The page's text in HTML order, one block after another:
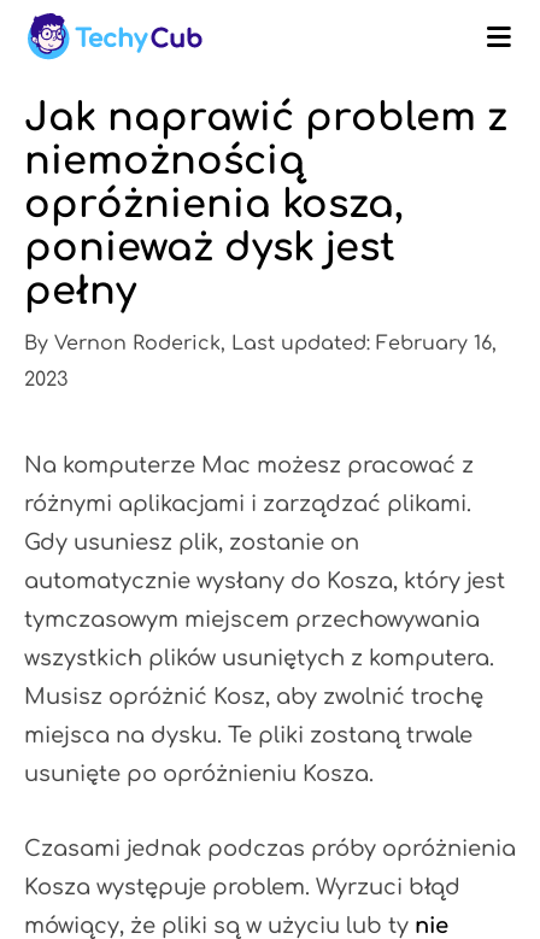
Jak naprawić problem z
niemożnością
opróżnienia kosza,
ponieważ dysk jest
pełny
By Vernon Roderick, Last updated: February 16,
2023
Na komputerze Mac możesz pracować z
różnymi aplikacjami i zarządzać plikami.
Gdy usuniesz plik, zostanie on
automatycznie wysłany do Kosza, który jest
tymczasowym miejscem przechowywania
wszystkich plików usuniętych z komputera.
Musisz opróżnić Kosz, aby zwolnić trochę
miejsca na dysku. Te pliki zostaną trwale
usunięte po opróżnieniu Kosza.
Czasami jednak podczas próby opróżnienia
Kosza występuje problem. Wyrzuci błąd
mówiący, że pliki są w użyciu lub ty nie